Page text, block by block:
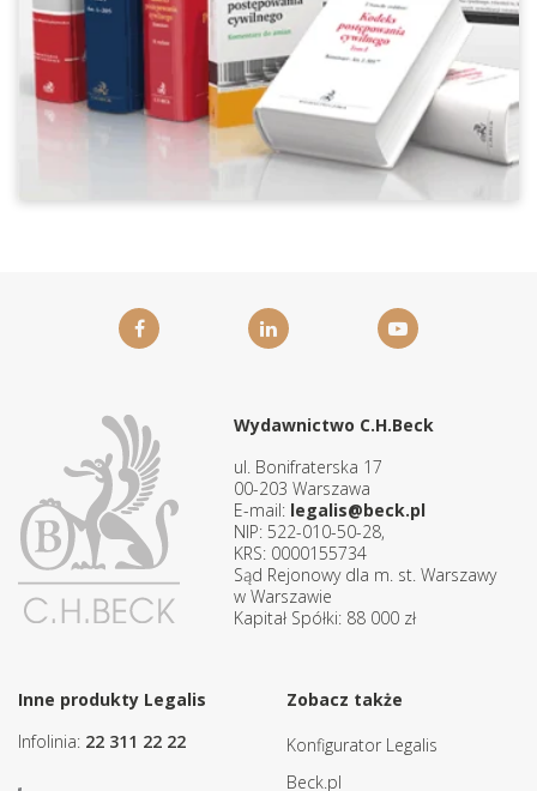
Wydawnictwo C.H.Beck
ul. Bonifraterska 17
00-203 Warszawa
E-mail: legalis@beck.pl
NIP: 522-010-50-28,
KRS: 0000155734
Sąd Rejonowy dla m. st. Warszawy
w Warszawie
Kapitał Spółki: 88 000 zł
Inne produkty Legalis
Infolinia: 22 311 22 22
Zobacz także
Konfigurator Legalis
Beck.pl